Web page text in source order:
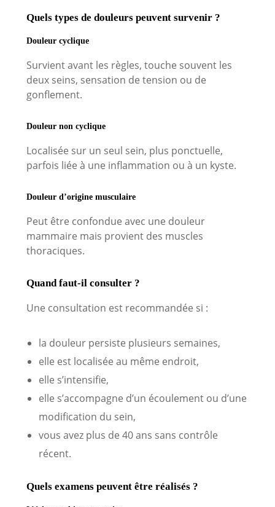
Quels types de douleurs peuvent survenir ?
Douleur cyclique
Survient avant les règles, touche souvent les
deux seins, sensation de tension ou de
gonflement.
Douleur non cyclique
Localisée sur un seul sein, plus ponctuelle,
parfois liée à une inflammation ou à un kyste.
Douleur d’origine musculaire
Peut être confondue avec une douleur
mammaire mais provient des muscles
thoraciques.
Quand faut-il consulter ?
Une consultation est recommandée si :
la douleur persiste plusieurs semaines,
elle est localisée au même endroit,
elle s’intensifie,
elle s’accompagne d’un écoulement ou d’une
modification du sein,
vous avez plus de 40 ans sans contrôle
récent.
Quels examens peuvent être réalisés ?